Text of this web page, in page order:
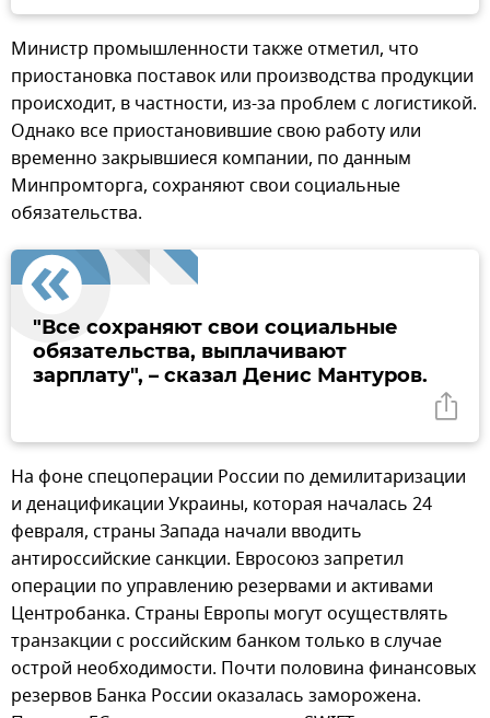
Министр промышленности также отметил, что
приостановка поставок или производства продукции
происходит, в частности, из-за проблем с логистикой.
Однако все приостановившие свою работу или
временно закрывшиеся компании, по данным
Минпромторга, сохраняют свои социальные
обязательства.
"Все сохраняют свои социальные
обязательства, выплачивают
зарплату", – сказал Денис Мантуров.
На фоне спецоперации России по демилитаризации
и денацификации Украины, которая началась 24
февраля, страны Запада начали вводить
антироссийские санкции. Евросоюз запретил
операции по управлению резервами и активами
Центробанка. Страны Европы могут осуществлять
транзакции с российским банком только в случае
острой необходимости. Почти половина финансовых
резервов Банка России оказалась заморожена.